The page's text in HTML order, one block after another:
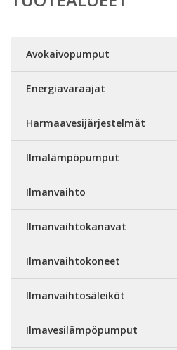
Avokaivopumput
Energiavaraajat
Harmaavesijärjestelmät
Ilmalämpöpumput
Ilmanvaihto
Ilmanvaihtokanavat
Ilmanvaihtokoneet
Ilmanvaihtosäleiköt
Ilmavesilämpöpumput